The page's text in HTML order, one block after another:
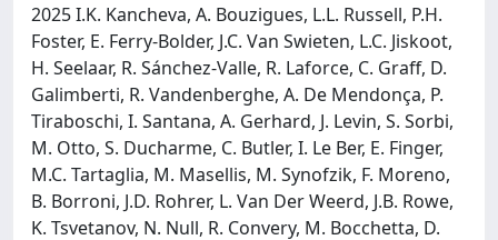
2025 I.K. Kancheva, A. Bouzigues, L.L. Russell, P.H.
Foster, E. Ferry-Bolder, J.C. Van Swieten, L.C. Jiskoot,
H. Seelaar, R. Sánchez-Valle, R. Laforce, C. Graff, D.
Galimberti, R. Vandenberghe, A. De Mendonça, P.
Tiraboschi, I. Santana, A. Gerhard, J. Levin, S. Sorbi,
M. Otto, S. Ducharme, C. Butler, I. Le Ber, E. Finger,
M.C. Tartaglia, M. Masellis, M. Synofzik, F. Moreno,
B. Borroni, J.D. Rohrer, L. Van Der Weerd, J.B. Rowe,
K. Tsvetanov, N. Null, R. Convery, M. Bocchetta, D.